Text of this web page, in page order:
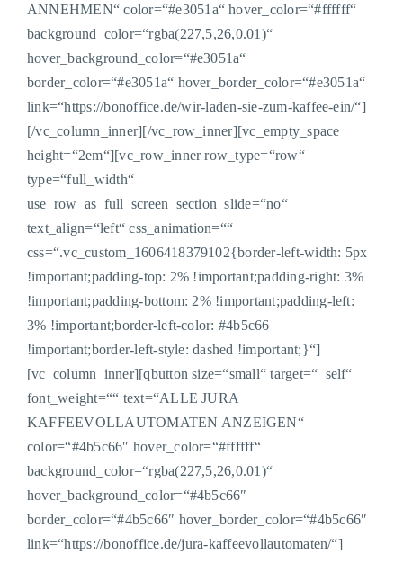
ANNEHMEN“ color=“#e3051a“ hover_color=“#ffffff“
background_color=“rgba(227,5,26,0.01)“
hover_background_color=“#e3051a“
border_color=“#e3051a“ hover_border_color=“#e3051a“
link=“https://bonoffice.de/wir-laden-sie-zum-kaffee-ein/“]
[/vc_column_inner][/vc_row_inner][vc_empty_space
height=“2em“][vc_row_inner row_type=“row“
type=“full_width“
use_row_as_full_screen_section_slide=“no“
text_align=“left“ css_animation=““
css=“.vc_custom_1606418379102{border-left-width: 5px
!important;padding-top: 2% !important;padding-right: 3%
!important;padding-bottom: 2% !important;padding-left:
3% !important;border-left-color: #4b5c66
!important;border-left-style: dashed !important;}“]
[vc_column_inner][qbutton size=“small“ target=“_self“
font_weight=““ text=“ALLE JURA
KAFFEEVOLLAUTOMATEN ANZEIGEN“
color=“#4b5c66″ hover_color=“#ffffff“
background_color=“rgba(227,5,26,0.01)“
hover_background_color=“#4b5c66″
border_color=“#4b5c66″ hover_border_color=“#4b5c66″
link=“https://bonoffice.de/jura-kaffeevollautomaten/“]